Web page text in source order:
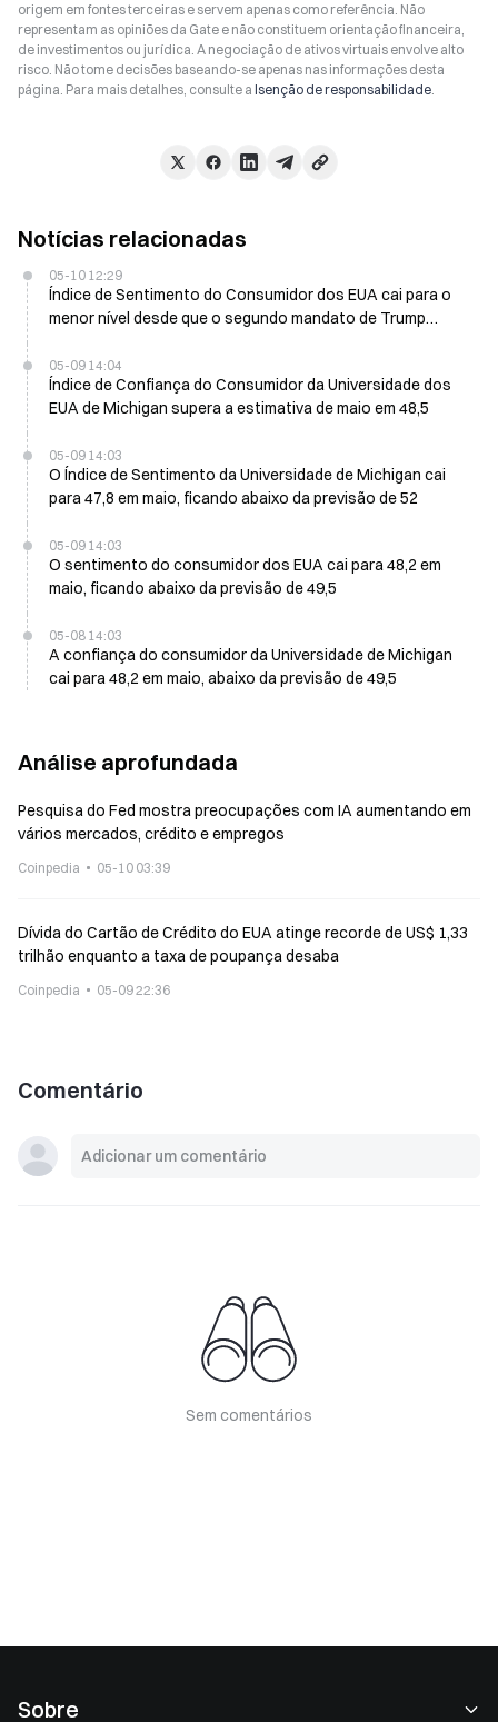
origem em fontes terceiras e servem apenas como referência. Não
representam as opiniões da Gate e não constituem orientação financeira,
de investimentos ou jurídica. A negociação de ativos virtuais envolve alto
risco. Não tome decisões baseando-se apenas nas informações desta
página. Para mais detalhes, consulte a Isenção de responsabilidade.
Notícias relacionadas
05-10 12:29
Índice de Sentimento do Consumidor dos EUA cai para o
menor nível desde que o segundo mandato de Trump
05-09 14:04
Índice de Confiança do Consumidor da Universidade dos
EUA de Michigan supera a estimativa de maio em 48,5
05-09 14:03
O Índice de Sentimento da Universidade de Michigan cai
para 47,8 em maio, ficando abaixo da previsão de 52
05-09 14:03
O sentimento do consumidor dos EUA cai para 48,2 em
maio, ficando abaixo da previsão de 49,5
05-08 14:03
A confiança do consumidor da Universidade de Michigan
cai para 48,2 em maio, abaixo da previsão de 49,5
Análise aprofundada
Pesquisa do Fed mostra preocupações com IA aumentando em
vários mercados, crédito e empregos
Coinpedia 05-10 03:39
Dívida do Cartão de Crédito do EUA atinge recorde de US$ 1,33
trilhão enquanto a taxa de poupança desaba
Coinpedia 05-09 22:36
Comentário
Sem comentários
Sobre